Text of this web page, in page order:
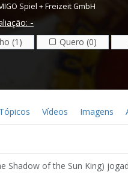
Spiel + Freizeit GmbH
-
(1)
Quero (0)
Tópicos Vídeos Imagens
Shadow of the Sun King)